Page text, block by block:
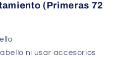
(Primeras 72
ni usar accesorios